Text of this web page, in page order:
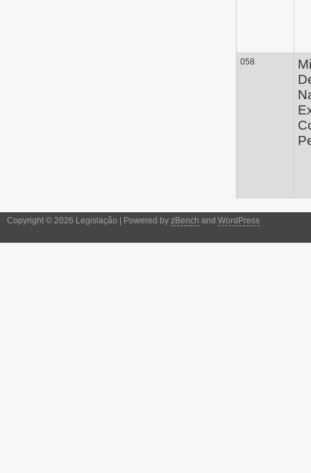
058
Copyright © 2026 Legislação | Powered by zBench and WordPress